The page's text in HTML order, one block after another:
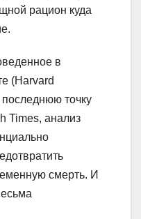
рацион куда
в
(Harvard
точку
Times, анализ
смерть. И